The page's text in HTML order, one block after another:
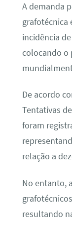
A demanda
grafotécnica
incidência
colocando o
De acordo
Tentativas
foram
relação a
No entanto,
resultando